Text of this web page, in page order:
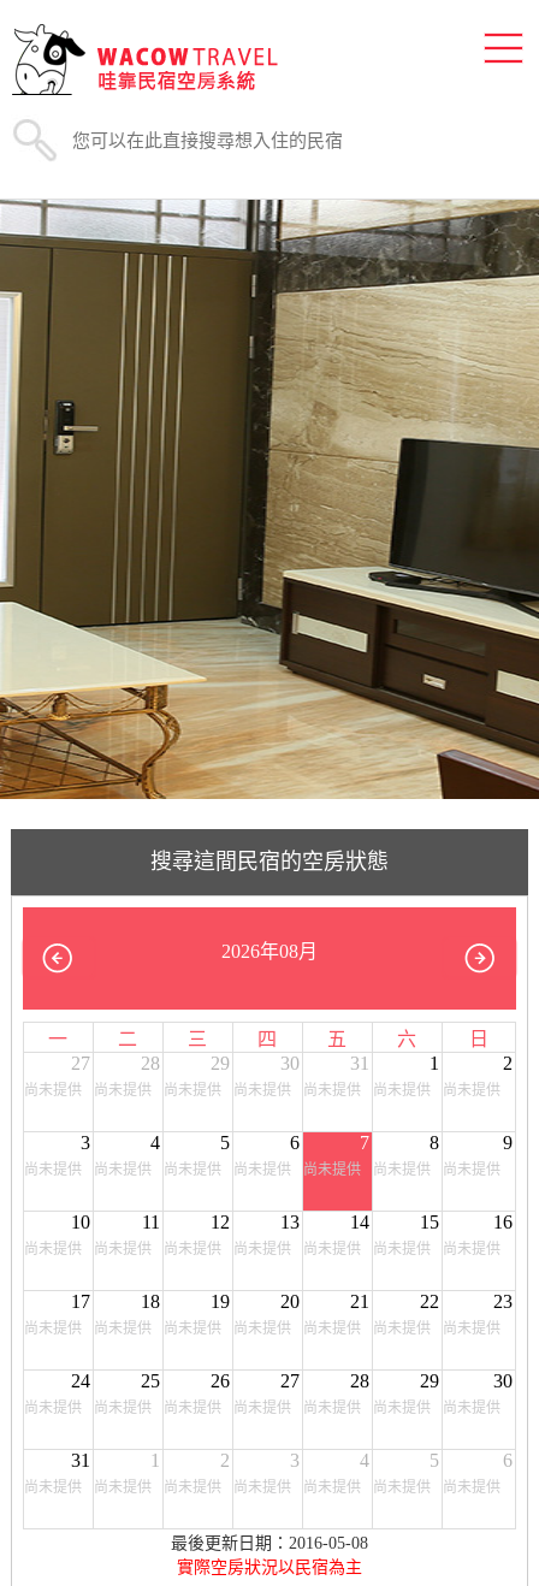
搜尋這間民宿的空房狀態
2026年08月
一 二 三 四 五 六
日
27
尚未提供
28
尚未提供
29
尚未提供
30
尚未提供
31
尚未提供
1
尚未提供
2
尚未提供
3
尚未提供
4
尚未提供
5
尚未提供
6
尚未提供
7
尚未提供
8
尚未提供
9
尚未提供
10
尚未提供
11
尚未提供
12
尚未提供
13
尚未提供
14
尚未提供
15
尚未提供
16
尚未提供
17
尚未提供
18
尚未提供
19
尚未提供
20
尚未提供
21
尚未提供
22
尚未提供
23
尚未提供
24
尚未提供
25
尚未提供
26
尚未提供
27
尚未提供
28
尚未提供
29
尚未提供
30
尚未提供
31
尚未提供
1
尚未提供
2
尚未提供
3
尚未提供
4
尚未提供
5
尚未提供
6
尚未提供
最後更新日期：2016-05-08
實際空房狀況以民宿為主